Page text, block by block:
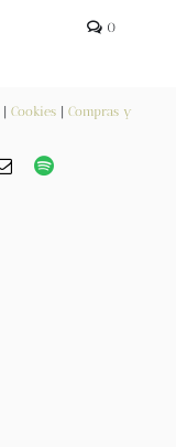
0
Cookies| Compras y